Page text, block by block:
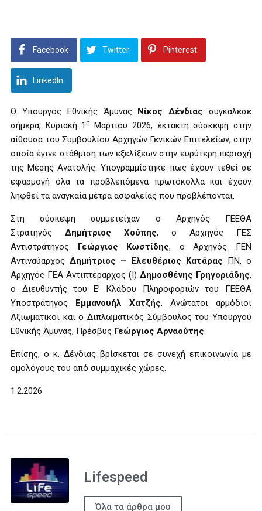
Facebook Twitter Pinterest
LinkedIn
Ο Υπουργός Εθνικής Άμυνας Νίκος Δένδιας συγκάλεσε
σήμερα, Κυριακή 1 ηΜαρτίου 2026, έκτακτη σύσκεψη στην
αίθουσα του Συμβουλίου Αρχηγών Γενικών Επιτελείων, στην
οποία έγινε στάθμιση των εξελίξεων στην ευρύτερη περιοχή
της Μέσης Ανατολής. Υπογραμμίστηκε πως έχουν τεθεί σε
εφαρμογή όλα τα προβλεπόμενα πρωτόκολλα και έχουν
ληφθεί τα αναγκαία μέτρα ασφαλείας που προβλέπονται.
Στη σύσκεψη συμμετείχαν ο Αρχηγός ΓΕΕΘΑ
Στρατηγός Δημήτριος Χούπης, ο Αρχηγός ΓΕΣ
Αντιστράτηγος Γεώργιος Κωστίδης, ο Αρχηγός ΓΕΝ
Αντιναύαρχος Δημήτριος – Ελευθέριος Κατάρας ΠΝ, ο
Αρχηγός ΓΕΑ Αντιπτέραρχος (Ι) Δημοσθένης Γρηγοριάδης,
ο Διευθυντής του Ε’ Κλάδου Πληροφοριών του ΓΕΕΘΑ
Υποστράτηγος Εμμανουήλ Χατζής, Ανώτατοι αρμόδιοι
Αξιωματικοί και ο Διπλωματικός Σύμβουλος του Υπουργού
Εθνικής Άμυνας, Πρέσβυς Γεώργιος Αρναούτης.
Επίσης, ο κ. Δένδιας βρίσκεται σε συνεχή επικοινωνία με
ομολόγους του από συμμαχικές χώρες.
1.2.2026
Lifespeed
Όλα τα άρθρα μου